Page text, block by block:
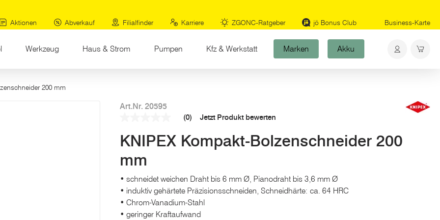
Aktionen
Abverkauf Filialfinder Karriere ZGONC-Ratgeber jö Bonus Club Business-Karte
Werkzeug Haus & Strom Pumpen Kfz & Werkstatt Marken Akku
200 mm
Art.Nr. 20595
Link
auf
Seite.
(0) Jetzt Produkt bewerten
KNIPEX Kompakt-Bolzenschneider 200
mm
• schneidet weichen Draht bis 6 mm Ø, Pianodraht bis 3,6 mm Ø
• induktiv gehärtete Präzisionsschneiden, Schneidhärte: ca. 64 HRC
• Chrom-Vanadium-Stahl
• geringer Kraftaufwand